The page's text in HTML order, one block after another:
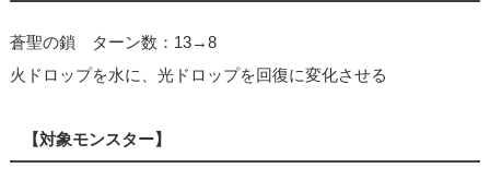
蒼聖の鎖 ターン数：13→8
火ドロップを水に、光ドロップを回復に変化させる
【対象モンスター】